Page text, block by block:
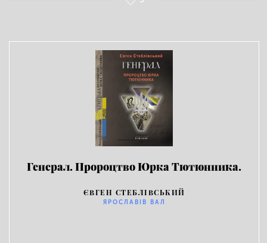
Генерал. Пророцтво Юрка Тютюнника.
ЄВГЕН CТЕБЛІВСЬКИЙ
ЯРОСЛАВІВ ВАЛ